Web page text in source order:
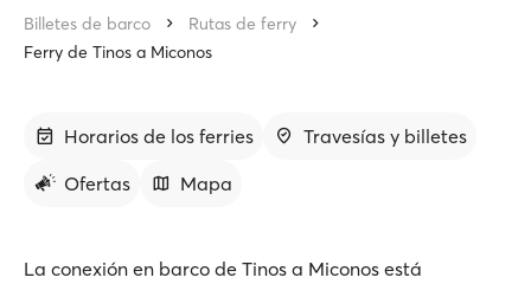
Billetes de barco
Rutas de ferry
Ferry de Tinos a Miconos
Horarios de los ferries
Travesías y billetes
Ofertas
Mapa
La conexión en barco de Tinos a Miconos está